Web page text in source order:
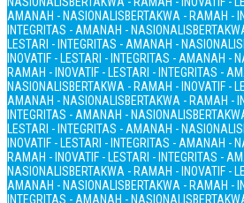
AMANAH - NASIONALISBERTAKWA - RAMAH -
INTEGRITAS - AMANAH - NASIONALIS
LESTARI - INTEGRITAS - AMANAH - NASIONALIS
INOVATIF - LESTARI - INTEGRITAS - AMANAH -
RAMAH - INOVATIF - LESTARI - INTEGRITAS -
NASIONALISBERTAKWA - RAMAH - INOVATIF -
AMANAH - NASIONALISBERTAKWA - RAMAH -
INTEGRITAS - AMANAH - NASIONALIS
LESTARI - INTEGRITAS - AMANAH - NASIONALIS
INOVATIF - LESTARI - INTEGRITAS - AMANAH -
RAMAH - INOVATIF - LESTARI - INTEGRITAS -
NASIONALISBERTAKWA - RAMAH - INOVATIF -
AMANAH - NASIONALISBERTAKWA - RAMAH -
INTEGRITAS - AMANAH - NASIONALIS